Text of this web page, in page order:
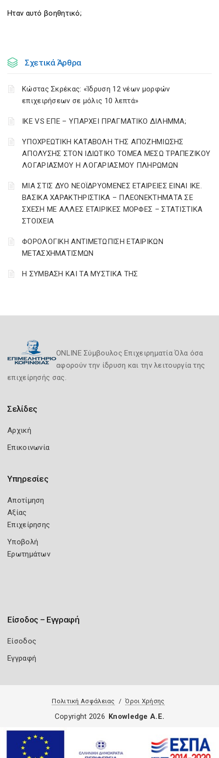
Ηταν αυτό βοηθητικό;
Σχετικά Άρθρα
Κώστας Σκρέκας: «Ίδρυση 12 νέων μορφών
επιχειρήσεων σε μόλις 10 λεπτά»
ΙΚΕ VS ΕΠΕ – ΥΠΑΡΧΕΙ ΠΡΑΓΜΑΤΙΚΟ ΔΙΛΗΜΜΑ;
YΠΟΧΡΕΩΤΙΚΗ ΚΑΤΑΒΟΛΗ ΤΗΣ ΑΠΟΖΗΜΙΩΣΗΣ
ΑΠΟΛΥΣΗΣ ΣΤΟΝ ΙΔΙΩΤΙΚΟ ΤΟΜΕΑ ΜΕΣΩ ΤΡΑΠΕΖΙΚΟΥ
ΛΟΓΑΡΙΑΣΜΟΥ Η ΛΟΓΑΡΙΑΣΜΟΥ ΠΛΗΡΩΜΩΝ
ΜΙΑ ΣΤΙΣ ΔΥΟ ΝΕΟΪΔΡΥΟΜΕΝΕΣ ΕΤΑΙΡΕΙΕΣ ΕΙΝΑΙ ΙΚΕ.
ΒΑΣΙΚΑ ΧΑΡΑΚΤΗΡΙΣΤΙΚΑ – ΠΛΕΟΝΕΚΤΗΜΑΤΑ ΣΕ
ΣΧΕΣΗ ΜΕ ΑΛΛΕΣ ΕΤΑΙΡΙΚΕΣ ΜΟΡΦΕΣ – ΣΤΑΤΙΣΤΙΚΑ
ΣΤΟΙΧΕΙΑ
ΦΟΡΟΛΟΓΙΚΗ ΑΝΤΙΜΕΤΩΠΙΣΗ ΕΤΑΙΡΙΚΩΝ
ΜΕΤΑΣΧΗΜΑΤΙΣΜΩΝ
Η ΣΥΜΒΑΣΗ ΚΑΙ ΤΑ ΜΥΣΤΙΚΑ ΤΗΣ
ONLINE Σύμβουλος Επιχειρηματία Όλα όσα
αφορούν την ίδρυση και την λειτουργία της
επιχείρησής σας.
Σελίδες
Αρχική
Επικοινωνία
Υπηρεσίες
Αποτίμηση
Αξίας
Επιχείρησης
Υποβολή
Ερωτημάτων
Είσοδος – Εγγραφή
Είσοδος
Εγγραφή
Πολιτική Ασφάλειας Όροι Χρήσης
Copyright 2026 Knowledge A.E.